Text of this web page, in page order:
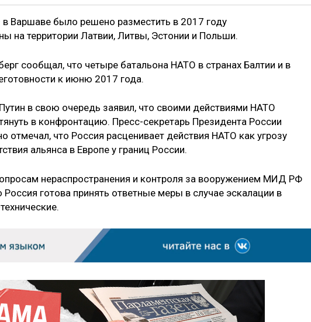
Варшаве было решено разместить в 2017 году
на территории Латвии, Литвы, Эстонии и Польши.
сообщал, что четыре батальона НАТО в странах Балтии и в
к июню 2017 года.
в свою очередь заявил, что своими действиями НАТО
в конфронтацию. Пресс-секретарь Президента России
отмечал, что Россия расценивает действия НАТО как угрозу
альянса в Европе у границ России.
нераспространения и контроля за вооружением МИД РФ
готова принять ответные меры в случае эскалации в